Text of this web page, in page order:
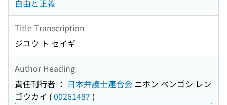
自由と正義
Title Transcription
ジユウ ト セイギ
Author Heading
責任刊行者 ： 日本弁護士連合会 ニホン ベンゴシ レン
ゴウカイ (00261487 )